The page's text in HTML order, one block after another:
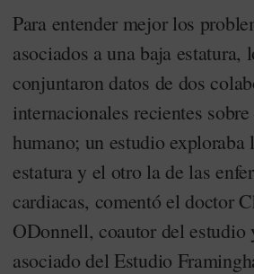
Para entender mejor los
asociados a una baja estatura,
conjuntaron datos de dos
internacionales recientes
humano; un estudio exploraba
estatura y el otro la de las
cardiacas, comentó el doctor
ODonnell, coautor del estudio
asociado del Estudio